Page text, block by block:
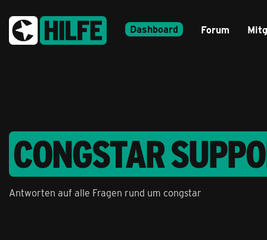
Dashboard Forum
CONGSTAR
Antworten auf alle Fragen rund um congstar